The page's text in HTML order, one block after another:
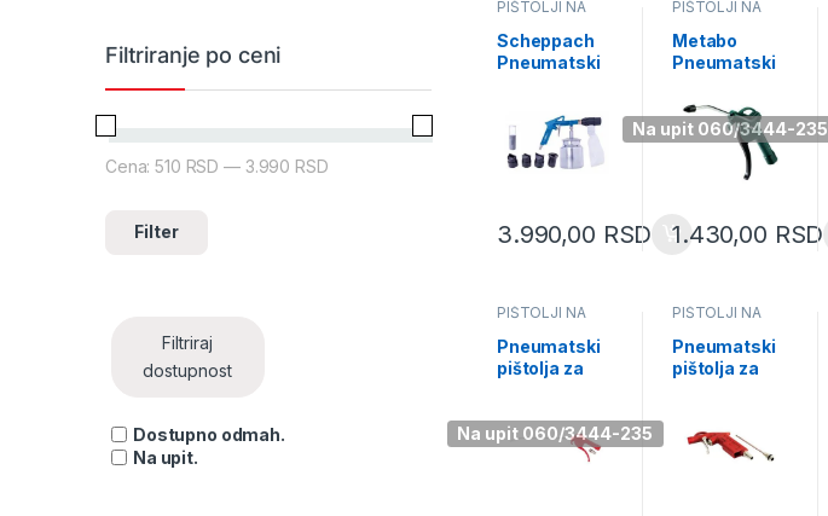
PIŠTOLJI NA
Scheppach
Pneumatski
(7906100720
3.990,00 RSD
Na upit 060/3444-235
PIŠTOLJI NA
Metabo
Pneumatski
izduvavanje
BP 200
(601581000)
1.430,00 RSD
Na upit 060/3444-235
PIŠTOLJI NA
Pneumatski
pištolja za
dizna 270
mm 573349
PIŠTOLJI NA
Pneumatski
pištolja za
Filtriranje po ceni
Minimalna cena
Maksimalna cena
Filter
Cena:510 RSD — 3.990 RSD
Filtriraj
dostupnost
Dostupno odmah.
Na upit.